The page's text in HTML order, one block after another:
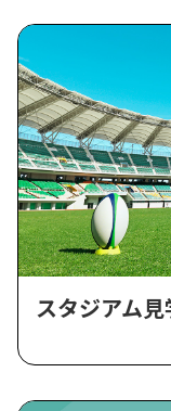
スタジアム